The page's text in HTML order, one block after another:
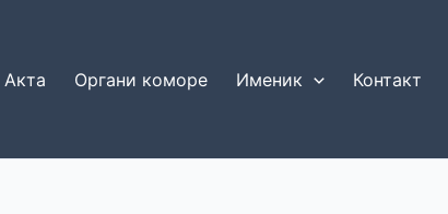
Акта Органи коморе Именик Контакт